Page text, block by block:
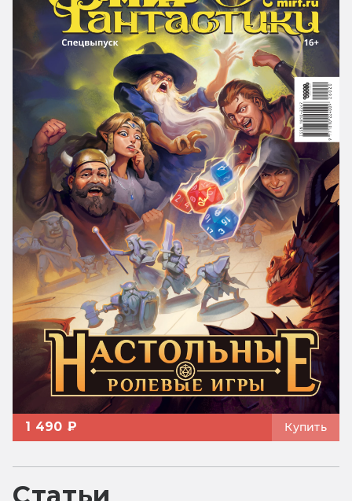
1 490 ₽ Купить
Статьи